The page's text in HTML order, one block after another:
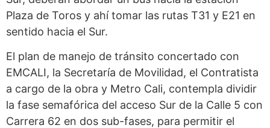
Plaza de Toros y ahí tomar las rutas T31 y E21 en
sentido hacia el Sur.
El plan de manejo de tránsito concertado con
EMCALI, la Secretaría de Movilidad, el Contratista
a cargo de la obra y Metro Cali, contempla dividir
la fase semafórica del acceso Sur de la Calle 5 con
Carrera 62 en dos sub-fases, para permitir el